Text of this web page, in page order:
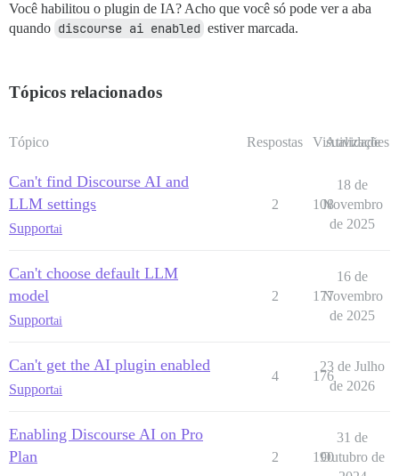
Você habilitou o plugin de IA? Acho que você só pode ver a aba
quando discourse ai enabled estiver marcada.
Tópicos relacionados
Tópico Respostas Visualizações
Atividade
Can't find Discourse AI and
LLM settings
Supportai
2 108
18 de
Novembro
de 2025
Can't choose default LLM
model
Supportai
2 177
16 de
Novembro
de 2025
Can't get the AI plugin enabled
Supportai
4 176
23 de Julho
de 2026
Enabling Discourse AI on Pro
Plan
2 190
31 de
Outubro de